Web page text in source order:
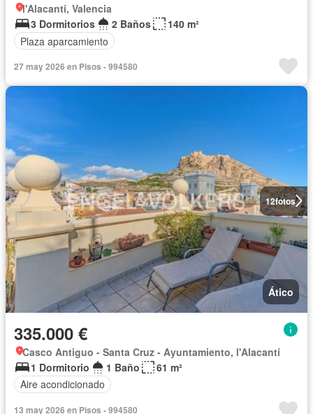
l'Alacantí, Valencia
3 Dormitorios
2 Baños
140 m²
Plaza aparcamiento
27 may 2026 en Pisos - 994580
12fotos
Ático
335.000 €
Casco Antiguo - Santa Cruz - Ayuntamiento, l'Alacantí
1 Dormitorio
1 Baño
61 m²
Aire acondicionado
13 may 2026 en Pisos - 994580